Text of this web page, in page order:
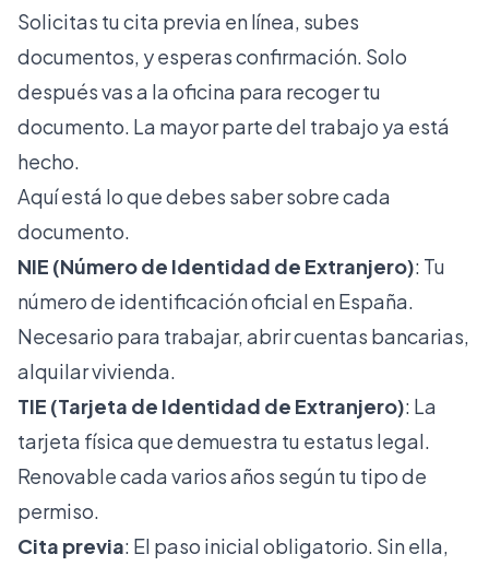
Solicitas tu cita previa en línea, subes
documentos, y esperas confirmación. Solo
después vas a la oficina para recoger tu
documento. La mayor parte del trabajo ya está
hecho.
Aquí está lo que debes saber sobre cada
documento.
NIE (Número de Identidad de Extranjero): Tu
número de identificación oficial en España.
Necesario para trabajar, abrir cuentas bancarias,
alquilar vivienda.
TIE (Tarjeta de Identidad de Extranjero): La
tarjeta física que demuestra tu estatus legal.
Renovable cada varios años según tu tipo de
permiso.
Cita previa: El paso inicial obligatorio. Sin ella,